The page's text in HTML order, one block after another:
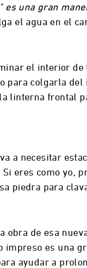
es una gran
el agua en el
el interior
para colgarla
linterna frontal
a necesitar
eres como yo,
piedra para
de esa
impreso es una
ayudar a